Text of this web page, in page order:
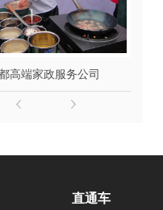
高端家政服务公司
直通车